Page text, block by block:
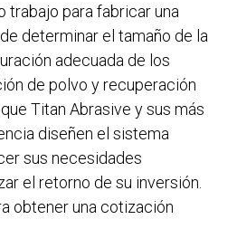
trabajo para fabricar una
determinar el tamaño de la
adecuada de los
de polvo y recuperación
Titan Abrasive y sus más
diseñen el sistema
sus necesidades
el retorno de su inversión.
obtener una cotización